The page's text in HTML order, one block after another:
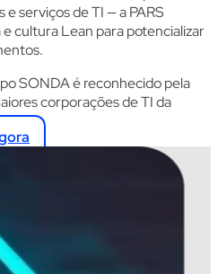
serviços de TI — a PARS
cultura Lean para potencializar
SONDA é reconhecido pela
corporações de TI da